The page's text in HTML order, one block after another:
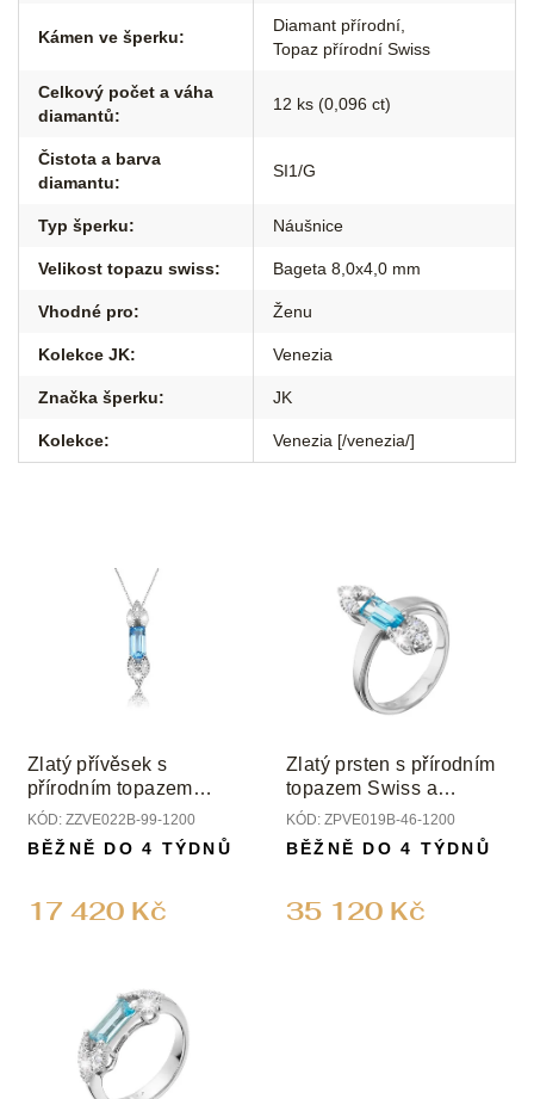
Kámen ve šperku:
Diamant přírodní
Topaz přírodní Swiss
Celkový počet a váha
diamantů:
12 ks (0,096 ct)
Čistota a barva
diamantu:
SI1/G
Typ šperku: Náušnice
Velikost topazu swiss: Bageta 8,0x4,0 mm
Vhodné pro: Ženu
Kolekce JK: Venezia
Značka šperku: JK
Kolekce: Venezia [/venezia/]
Zlatý přívěsek s
přírodním topazem
Swiss a diamanty
KÓD: ZZVE022B-99-1200
17 420 Kč
BĚŽNĚ DO 4 TÝDNŮ
Zlatý prsten s přírodním
topazem Swiss a
diamanty
KÓD: ZPVE019B-46-1200
35 120 Kč
BĚŽNĚ DO 4 TÝDNŮ